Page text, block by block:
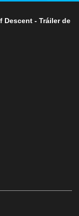
Descent - Tráiler de